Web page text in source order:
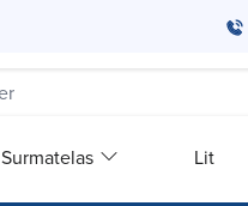
Surmatelas Lit